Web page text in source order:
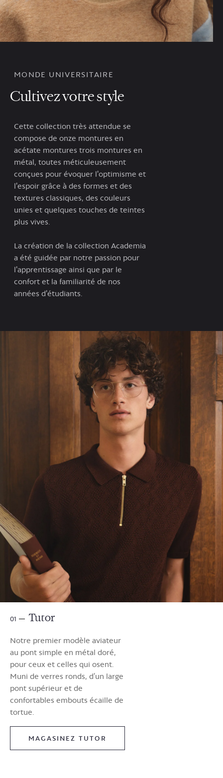
MONDE UNIVERSITAIRE
Cultivez votre style
Cette collection très attendue se
compose de onze montures en
acétate montures trois montures en
métal, toutes méticuleusement
conçues pour évoquer l'optimisme et
l'espoir grâce à des formes et des
textures classiques, des couleurs
unies et quelques touches de teintes
plus vives.
La création de la collection Academia
a été guidée par notre passion pour
l'apprentissage ainsi que par le
confort et la familiarité de nos
années d'étudiants.
01 Tutor
Notre premier modèle aviateur
au pont simple en métal doré,
pour ceux et celles qui osent.
Muni de verres ronds, d’un large
pont supérieur et de
confortables embouts écaille de
tortue.
MAGASINEZ TUTOR